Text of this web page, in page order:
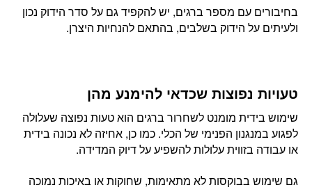
בחיבורים עם מספר ברגים, יש להקפיד גם על סדר הידוק נכון
ולעיתים על הידוק בשלבים, בהתאם להנחיות היצרן.
טעויות נפוצות שכדאי להימנע מהן
שימוש בידית מומנט לשחרור ברגים הוא טעות נפוצה שעלולה
לפגוע במנגנון הפנימי של הכלי. כמו כן, אחיזה לא נכונה בידית
או עבודה בזווית עלולות להשפיע על דיוק המדידה.
גם שימוש בבוקסות לא מתאימות, שחוקות או באיכות נמוכה